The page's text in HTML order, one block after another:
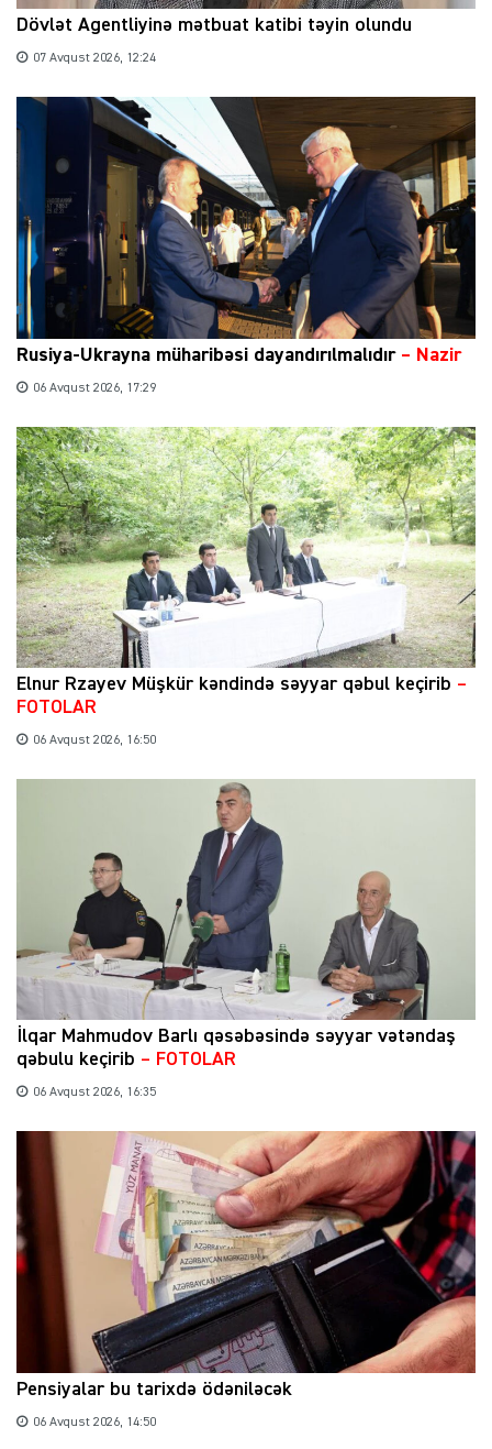
Dövlət Agentliyinə mətbuat katibi təyin olundu
07 Avqust 2026, 12:24
Rusiya-Ukrayna müharibəsi dayandırılmalıdır– Nazir
06 Avqust 2026, 17:29
Elnur Rzayev Müşkür kəndində səyyar qəbul keçirib –
FOTOLAR
06 Avqust 2026, 16:50
İlqar Mahmudov Barlı qəsəbəsində səyyar vətəndaş
qəbulu keçirib – FOTOLAR
06 Avqust 2026, 16:35
Pensiyalar bu tarixdə ödəniləcək
06 Avqust 2026, 14:50